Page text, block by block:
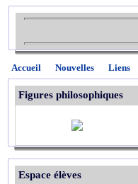
Accueil Nouvelles Liens
Figures philosophiques
Espace élèves